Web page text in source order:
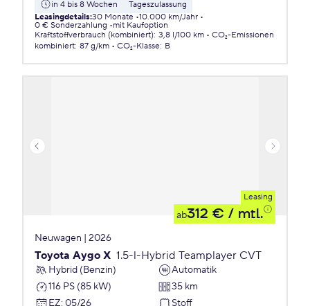
in 4 bis 8 Wochen
Tageszulassung
Leasingdetails:30 Monate 10.000 km/Jahr
0 € Sonderzahlung
mit Kaufoption
Kraftstoffverbrauch (kombiniert): 3,8 l/100 km
CO₂-Emissionen
kombiniert: 87 g/km CO₂-Klasse: B
Leasing
ab312 € / mtl.
Neuwagen | 2026
Toyota Aygo X 1.5-l-Hybrid Teamplayer CVT
Hybrid (Benzin)
Automatik
116 PS (85 kW)
35 km
EZ: 05/26 Stoff